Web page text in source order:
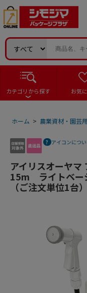
カテゴリから探す お気
ホーム > 農業資材・園芸
アイコンにつ
アイリスオーヤマ
15m ライトベー
（ご注文単位1台